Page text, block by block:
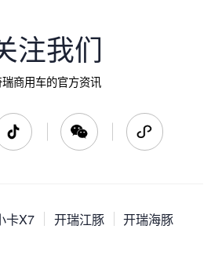
注我们
商用车的官方资讯
卡X7 开瑞江豚
开瑞海豚